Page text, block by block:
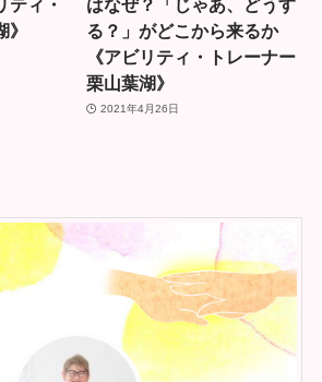
る？」がどこから来るか
《アビリティ・トレーナー
栗山葉湖》
2021年4月26日